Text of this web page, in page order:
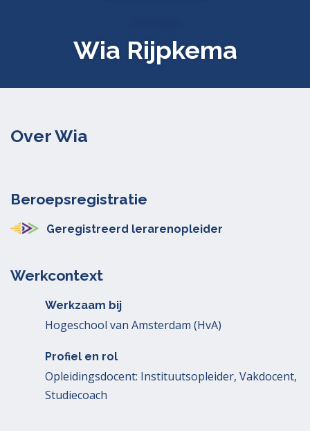
Wia Rijpkema
Over Wia
Beroepsregistratie
Geregistreerd lerarenopleider
Werkcontext
Werkzaam bij
Hogeschool van Amsterdam (HvA)
Profiel en rol
Opleidingsdocent: Instituutsopleider, Vakdocent,
Studiecoach